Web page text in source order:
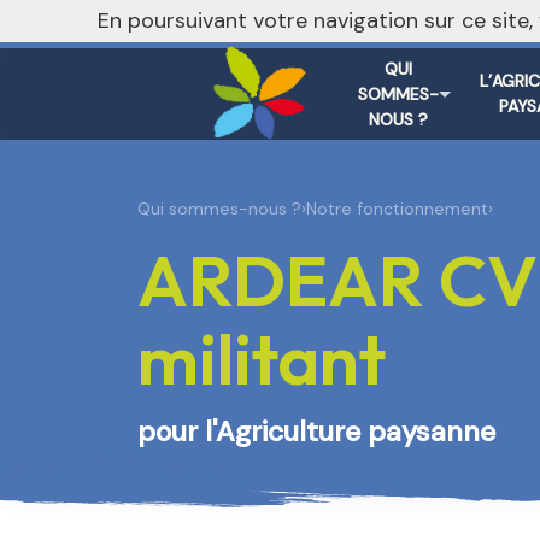
QUI
SOMMES-
NOUS ?
nivo_2026: 1
Qui sommes-nous ?›Notre fonctionnement›
ARDEAR
militant
pour l'Agriculture paysanne
En poursuivant votre navigation sur ce